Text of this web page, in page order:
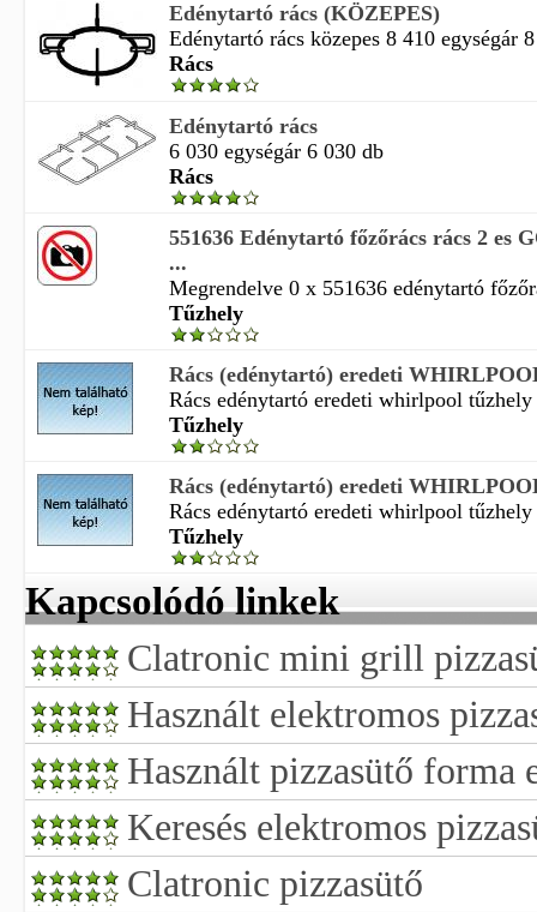
Edénytartó rács (KÖZEPES)
Edénytartó rács közepes 8 410 egységár
Rács
Edénytartó rács
6 030 egységár 6 030 db
Rács
551636 Edénytartó főzőrács rács 2 es
...
Megrendelve 0 x 551636 edénytartó
Tűzhely
Rács (edénytartó) eredeti
Rács edénytartó eredeti whirlpool tűzhely
Tűzhely
Rács (edénytartó) eredeti
Rács edénytartó eredeti whirlpool tűzhely
Tűzhely
Kapcsolódó linkek
Clatronic mini grill
Használt elektromos
Használt pizzasütő forma
Keresés elektromos
Clatronic pizzasütő